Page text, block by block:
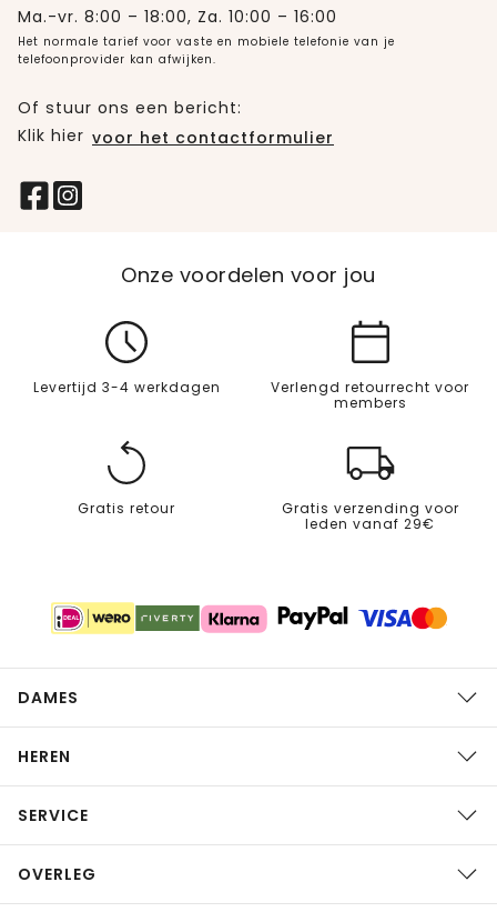
Ma.-vr. 8:00 – 18:00, Za. 10:00 – 16:00
Het normale tarief voor vaste en mobiele telefonie van je
telefoonprovider kan afwijken.
Of stuur ons een bericht:
Klik hier voor het contactformulier
Onze voordelen voor jou
Levertijd 3-4 werkdagen
Verlengd retourrecht voor
members
Gratis retour
Gratis verzending voor
leden vanaf 29€
DAMES
HEREN
SERVICE
OVERLEG